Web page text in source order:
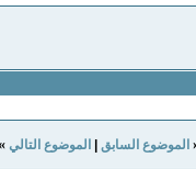
الموضوع السابق| الموضوع التالي »